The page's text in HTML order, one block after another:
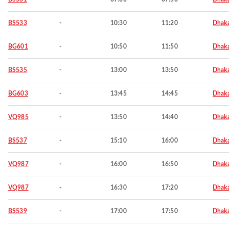
BS533 - 10:30 11:20
BG601 - 10:50 11:50
BS535 - 13:00 13:50
BG603 - 13:45 14:45
VQ985 - 13:50 14:40
BS537 - 15:10 16:00
VQ987 - 16:00 16:50
VQ987 - 16:30 17:20
BS539 - 17:00 17:50